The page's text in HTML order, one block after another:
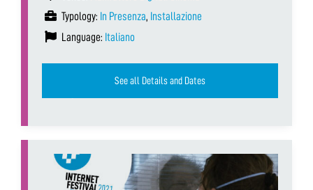
Typology: In Presenza, Installazione
Language: Italiano
See all Details and Dates